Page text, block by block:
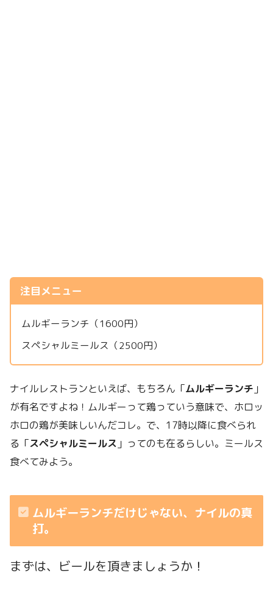
注目メニュー
ムルギーランチ（1600円）
スペシャルミールス（2500円）
ナイルレストランといえば、もちろん「ムルギーランチ 」
が有名ですよね！ムルギーって鶏っていう意味で、ホロッ
ホロの鶏が美味しいんだコレ。で、17時以降に食べられ
る「スペシャルミールス 」ってのも在るらしい。ミールス
食べてみよう。
ムルギーランチだけじゃない、ナイルの真
打。
まずは、ビールを頂きましょうか！